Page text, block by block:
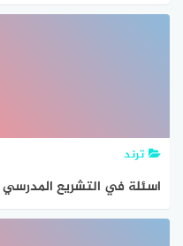
توجيهي
ترند
اسئلة في التشريع المدرسي
للاساتذة المقبلين على